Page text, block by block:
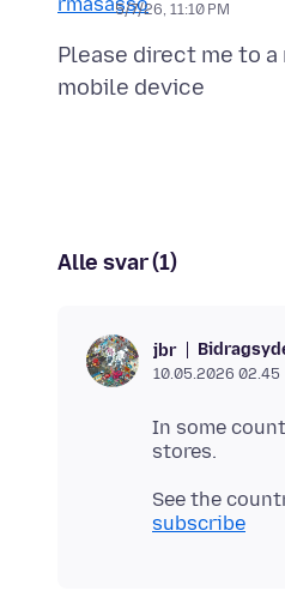
5/7/26, 11:10 PM
Please direct me to
Alle svar (1)
jbr
10.05.2026 02.45
In some
See the
subscribe